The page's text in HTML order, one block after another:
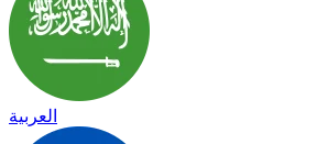
العربية